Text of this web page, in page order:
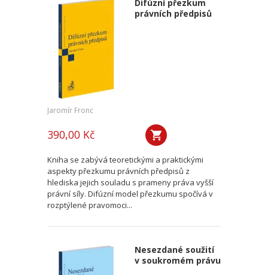
Difúzní přezkum
právních předpisů
Jaromír Fronc
390,00 Kč
Kniha se zabývá teoretickými a praktickými
aspekty přezkumu právních předpisů z
hlediska jejich souladu s prameny práva vyšší
právní síly. Difúzní model přezkumu spočívá v
rozptýlené pravomoci...
Nesezdané soužití
v soukromém právu